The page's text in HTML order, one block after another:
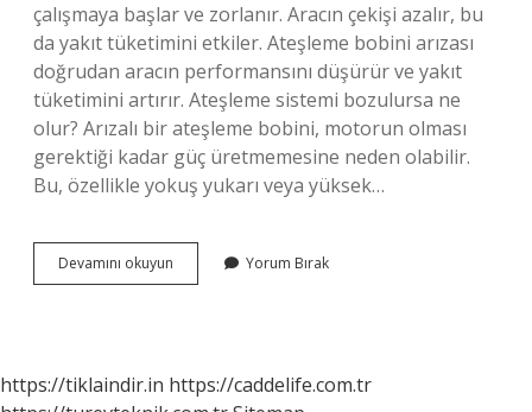
çalışmaya başlar ve zorlanır. Aracın çekişi azalır, bu
da yakıt tüketimini etkiler. Ateşleme bobini arızası
doğrudan aracın performansını düşürür ve yakıt
tüketimini artırır. Ateşleme sistemi bozulursa ne
olur? Arızalı bir ateşleme bobini, motorun olması
gerektiği kadar güç üretmemesine neden olabilir.
Bu, özellikle yokuş yukarı veya yüksek…
Devamını okuyun Ateşleme
Zamanı
Yorum Bırak
https://tiklaindir.in https://caddelife.com.tr